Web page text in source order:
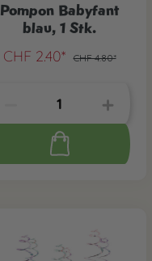
Pompon Babyfant
blau, 1 Stk.
CHF 2.40*
CHF 4.80*